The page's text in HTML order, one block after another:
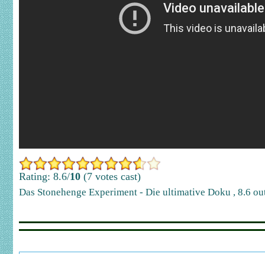
Rating: 8.6/10 (7 votes cast)
Das Stonehenge Experiment - Die ultimative Doku , 8.6